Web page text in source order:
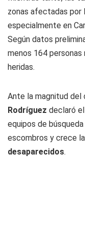
zonas afectadas por
especialmente en
Según datos
menos 164
heridas.
Ante la magnitud del
Rodríguez declaró el
equipos de
escombros y crece
desaparecidos.